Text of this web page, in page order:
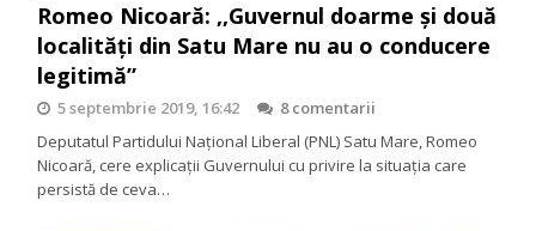
Romeo Nicoară: ,,Guvernul doarme și două
localități din Satu Mare nu au o conducere
legitimă”
5 septembrie 2019, 16:42
8 comentarii
Deputatul Partidului Național Liberal (PNL) Satu Mare, Romeo
Nicoară, cere explicații Guvernului cu privire la situația care
persistă de ceva…